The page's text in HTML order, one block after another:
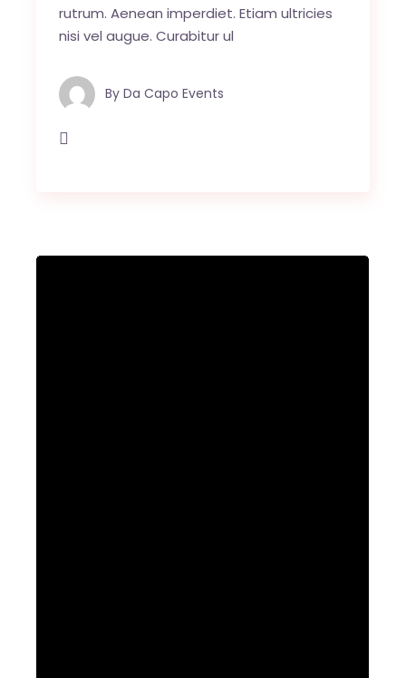
rutrum. Aenean imperdiet. Etiam ultricies
nisi vel augue. Curabitur ul
By Da Capo Events